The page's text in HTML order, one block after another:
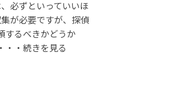
必ずといっていいほ
が必要ですが、探偵
するべきかどうか
・・続きを見る